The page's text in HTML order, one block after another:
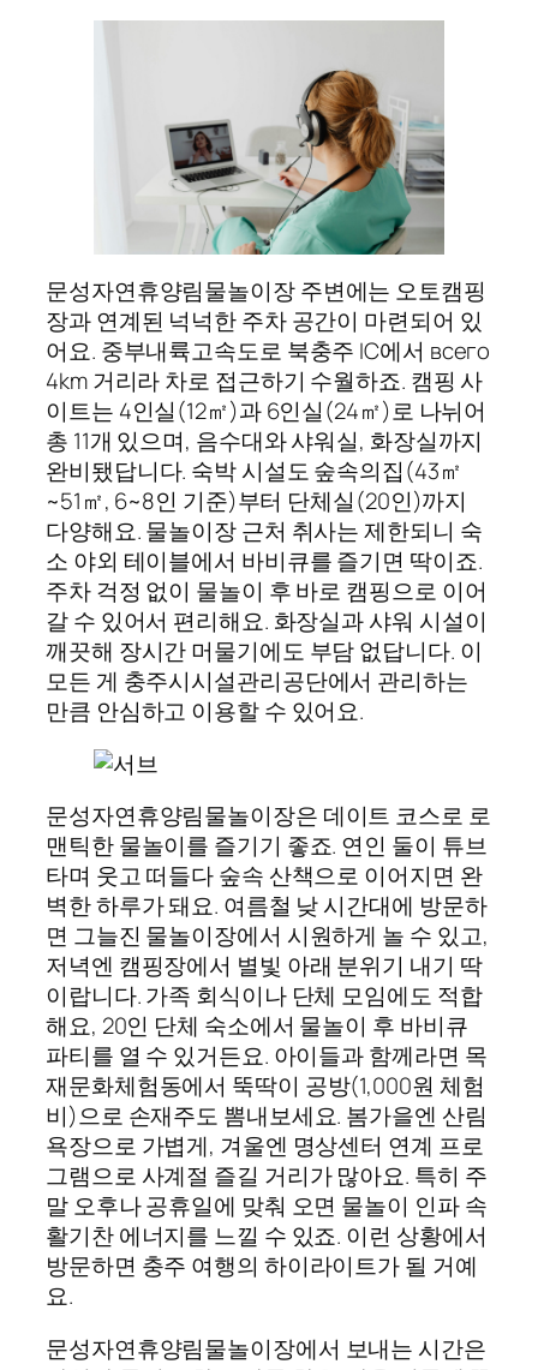
문성자연휴양림물놀이장 주변에는 오토캠핑
장과 연계된 넉넉한 주차 공간이 마련되어 있
어요. 중부내륙고속도로 북충주 IC에서 всего
4km 거리라 차로 접근하기 수월하죠. 캠핑 사
이트는 4인실(12㎡)과 6인실(24㎡)로 나뉘어
총 11개 있으며, 음수대와 샤워실, 화장실까지
완비됐답니다. 숙박 시설도 숲속의집(43㎡
~51㎡, 6~8인 기준)부터 단체실(20인)까지
다양해요. 물놀이장 근처 취사는 제한되니 숙
소 야외 테이블에서 바비큐를 즐기면 딱이죠.
주차 걱정 없이 물놀이 후 바로 캠핑으로 이어
갈 수 있어서 편리해요. 화장실과 샤워 시설이
깨끗해 장시간 머물기에도 부담 없답니다. 이
모든 게 충주시시설관리공단에서 관리하는
만큼 안심하고 이용할 수 있어요.
문성자연휴양림물놀이장은 데이트 코스로 로
맨틱한 물놀이를 즐기기 좋죠. 연인 둘이 튜브
타며 웃고 떠들다 숲속 산책으로 이어지면 완
벽한 하루가 돼요. 여름철 낮 시간대에 방문하
면 그늘진 물놀이장에서 시원하게 놀 수 있고,
저녁엔 캠핑장에서 별빛 아래 분위기 내기 딱
이랍니다. 가족 회식이나 단체 모임에도 적합
해요, 20인 단체 숙소에서 물놀이 후 바비큐
파티를 열 수 있거든요. 아이들과 함께라면 목
재문화체험동에서 뚝딱이 공방(1,000원 체험
비)으로 손재주도 뽐내보세요. 봄가을엔 산림
욕장으로 가볍게, 겨울엔 명상센터 연계 프로
그램으로 사계절 즐길 거리가 많아요. 특히 주
말 오후나 공휴일에 맞춰 오면 물놀이 인파 속
활기찬 에너지를 느낄 수 있죠. 이런 상황에서
방문하면 충주 여행의 하이라이트가 될 거예
요.
문성자연휴양림물놀이장에서 보내는 시간은